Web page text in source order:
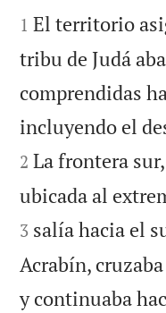


1 El territorio
tribu de Judá
comprendidas
incluyendo el
2 La frontera
ubicada al
3 salía hacia el
Acrabín,
y continuaba